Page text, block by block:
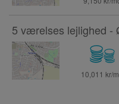
5 værelses lejlighed -
10,011 kr/